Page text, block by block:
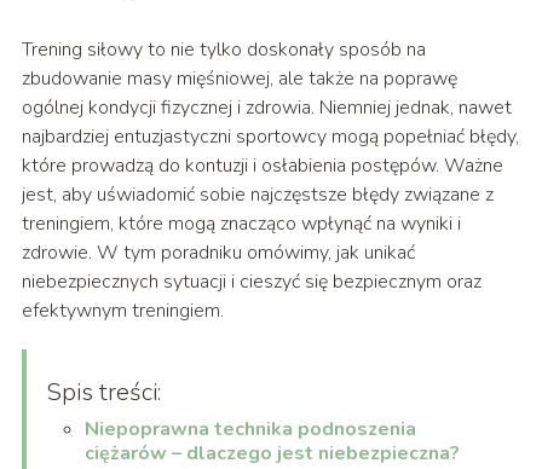
Trening siłowy to nie tylko doskonały sposób na
zbudowanie masy mięśniowej, ale także na poprawę
ogólnej kondycji fizycznej i zdrowia. Niemniej jednak, nawet
najbardziej entuzjastyczni sportowcy mogą popełniać błędy,
które prowadzą do kontuzji i osłabienia postępów. Ważne
jest, aby uświadomić sobie najczęstsze błędy związane z
treningiem, które mogą znacząco wpłynąć na wyniki i
zdrowie. W tym poradniku omówimy, jak unikać
niebezpiecznych sytuacji i cieszyć się bezpiecznym oraz
efektywnym treningiem.
Spis treści:
Niepoprawna technika podnoszenia
ciężarów – dlaczego jest niebezpieczna?